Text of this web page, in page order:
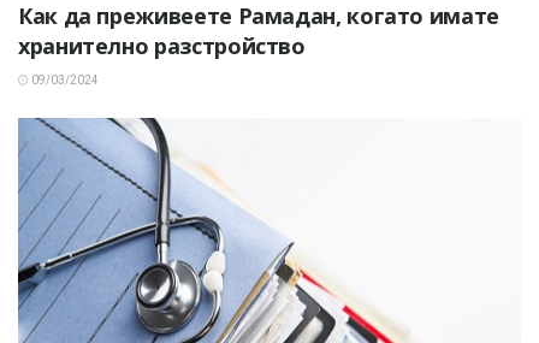
Как да преживеете Рамадан, когато имате
хранително разстройство
09/03/2024